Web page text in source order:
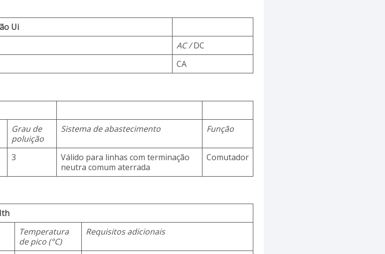
Ui
AC /DC
CA
Grau de
poluição
Sistema de abastecimento Função
3
Válido para linhas com terminação
neutra comum aterrada
Comutador
Temperatura
de pico (°C)
Requisitos adicionais